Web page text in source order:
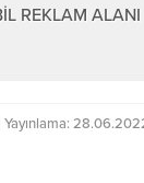
REKLAM ALANI
Yayınlama: